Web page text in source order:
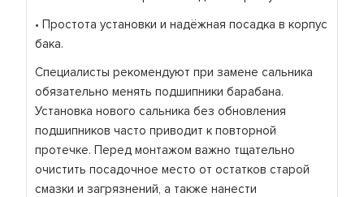
• Простота установки и надёжная посадка в корпус
бака.
Специалисты рекомендуют при замене сальника
обязательно менять подшипники барабана.
Установка нового сальника без обновления
подшипников часто приводит к повторной
протечке. Перед монтажом важно тщательно
очистить посадочное место от остатков старой
смазки и загрязнений, а также нанести